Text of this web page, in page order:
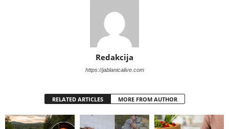
Redakcija
https://jablanicalive.com
RELATED ARTICLES MORE FROM AUTHOR